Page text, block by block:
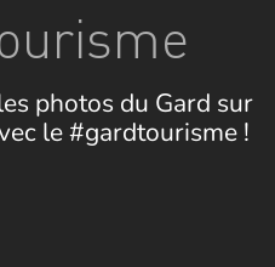
photos du Gard sur
le #gardtourisme !